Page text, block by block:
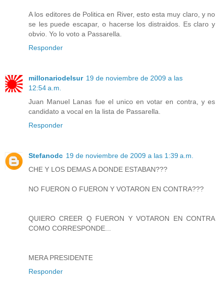
A los editores de Politica en River, esto esta muy claro, y no
se les puede escapar, o hacerse los distraidos. Es claro y
obvio. Yo lo voto a Passarella.
Responder
millonariodelsur 19 de noviembre de 2009 a las
12:54 a.m.
Juan Manuel Lanas fue el unico en votar en contra, y es
candidato a vocal en la lista de Passarella.
Responder
Stefanodc 19 de noviembre de 2009 a las 1:39 a.m.
CHE Y LOS DEMAS A DONDE ESTABAN???
NO FUERON O FUERON Y VOTARON EN CONTRA???
QUIERO CREER Q FUERON Y VOTARON EN CONTRA
COMO CORRESPONDE...
MERA PRESIDENTE
Responder